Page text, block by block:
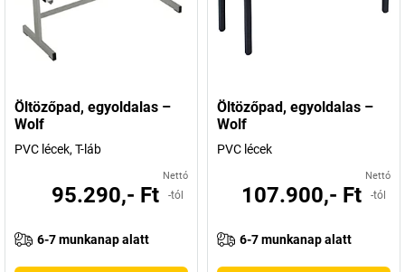
Öltözőpad, egyoldalas –
Wolf
PVC lécek, T-láb
Nettó
95.290,- Ft -tól
6-7 munkanap alatt
Öltözőpad, egyoldalas –
Wolf
PVC lécek
Nettó
107.900,- Ft -tól
6-7 munkanap alatt